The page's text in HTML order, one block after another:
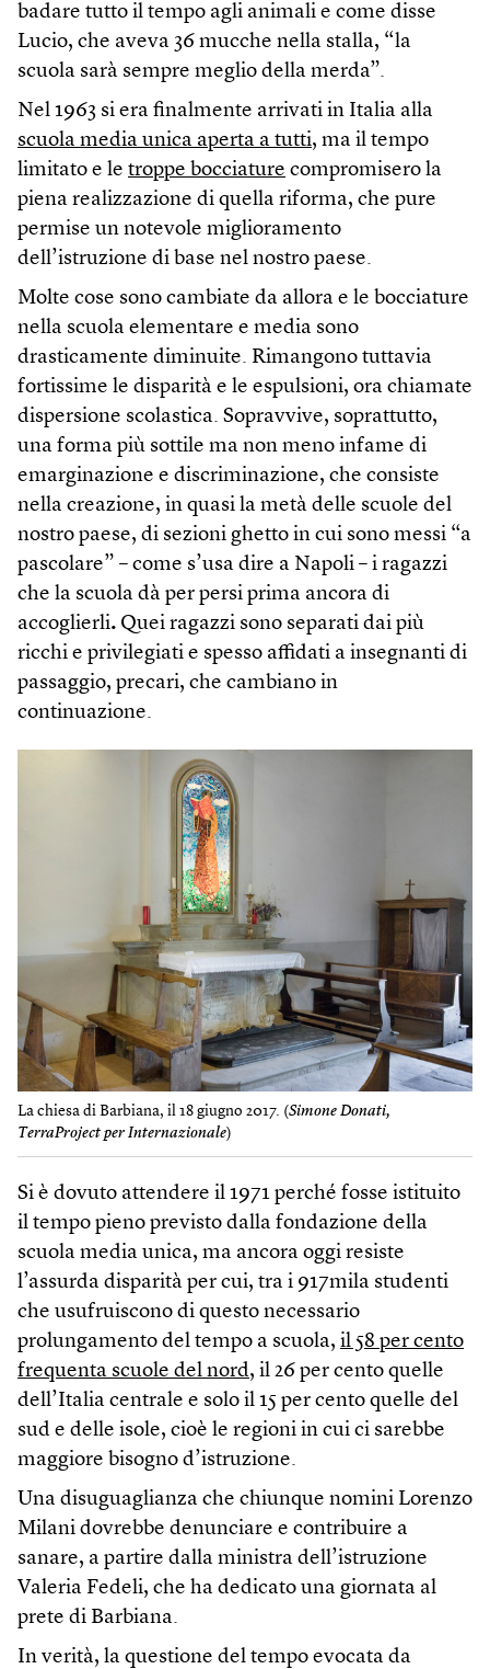
badare tutto il tempo agli animali e come disse
Lucio, che aveva 36 mucche nella stalla, “la
scuola sarà sempre meglio della merda”.
Nel 1963 si era finalmente arrivati in Italia alla
scuola media unica aperta a tutti, ma il tempo
limitato e le troppe bocciature compromisero la
piena realizzazione di quella riforma, che pure
permise un notevole miglioramento
dell’istruzione di base nel nostro paese.
Molte cose sono cambiate da allora e le bocciature
nella scuola elementare e media sono
drasticamente diminuite. Rimangono tuttavia
fortissime le disparità e le espulsioni, ora chiamate
dispersione scolastica. Sopravvive, soprattutto,
una forma più sottile ma non meno infame di
emarginazione e discriminazione, che consiste
nella creazione, in quasi la metà delle scuole del
nostro paese, di sezioni ghetto in cui sono messi “a
pascolare” – come s’usa dire a Napoli – i ragazzi
che la scuola dà per persi prima ancora di
accoglierli. Quei ragazzi sono separati dai più
ricchi e privilegiati e spesso affidati a insegnanti di
passaggio, precari, che cambiano in
continuazione.
La chiesa di Barbiana, il 18 giugno 2017. (Simone Donati,
TerraProject per Internazionale)
Si è dovuto attendere il 1971 perché fosse istituito
il tempo pieno previsto dalla fondazione della
scuola media unica, ma ancora oggi resiste
l’assurda disparità per cui, tra i 917mila studenti
che usufruiscono di questo necessario
prolungamento del tempo a scuola, il 58 per cento
frequenta scuole del nord, il 26 per cento quelle
dell’Italia centrale e solo il 15 per cento quelle del
sud e delle isole, cioè le regioni in cui ci sarebbe
maggiore bisogno d’istruzione.
Una disuguaglianza che chiunque nomini Lorenzo
Milani dovrebbe denunciare e contribuire a
sanare, a partire dalla ministra dell’istruzione
Valeria Fedeli, che ha dedicato una giornata al
prete di Barbiana.
In verità, la questione del tempo evocata da